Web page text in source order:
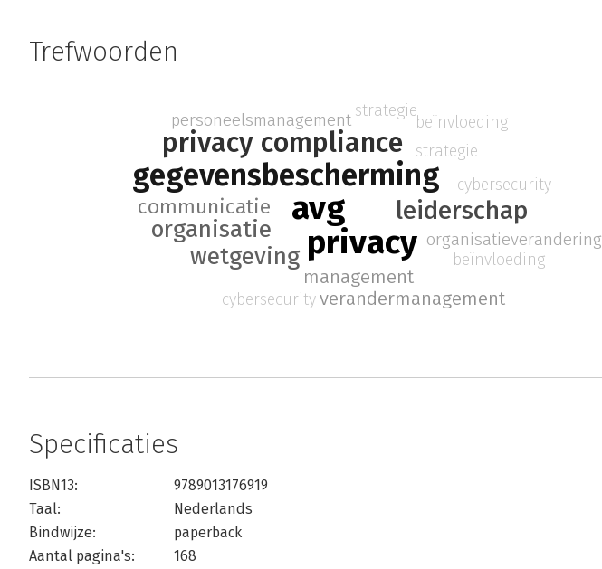
Trefwoorden
avg
privacy
gegevensbescherming
privacy compliance
leiderschap
wetgeving
organisatie
communicatie
management
verandermanagement
organisatieverandering
personeelsmanagement
cybersecurity
strategie
beïnvloeding
cybersecurity
strategie
beïnvloeding
Specificaties
ISBN13:
9789013176919
Taal:
Nederlands
Bindwijze:
paperback
Aantal pagina's:
168